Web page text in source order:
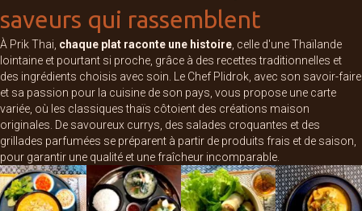
saveurs qui rassemblent
À Prik Thai, chaque plat raconte une histoire , celle d'une Thaïlande
lointaine et pourtant si proche, grâce à des recettes traditionnelles et
des ingrédients choisis avec soin. Le Chef Plidrok, avec son savoir-faire
et sa passion pour la cuisine de son pays, vous propose une carte
variée, où les classiques thaïs côtoient des créations maison
originales. De savoureux currys, des salades croquantes et des
grillades parfumées se préparent à partir de produits frais et de saison,
pour garantir une qualité et une fraîcheur incomparable.